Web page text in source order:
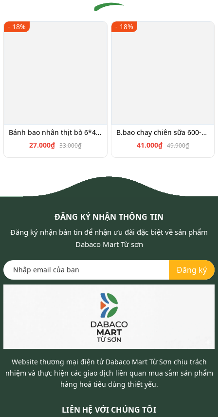
- 18%
Bánh bao nhân thịt bò 6*45g
27.000₫ 33.000₫
- 18%
B.bao chay chiên sữa 600-700g
41.000₫ 49.900₫
ĐĂNG KÝ NHẬN THÔNG TIN
Đăng ký nhận bản tin để nhận ưu đãi đặc biệt về sản phẩm
Dabaco Mart Từ sơn
Đăng ký
Website thương mại điện tử Dabaco Mart Từ Sơn chịu trách
nhiệm và thực hiện các giao dịch liên quan mua sắm sản phẩm
hàng hoá tiêu dùng thiết yếu.
LIÊN HỆ VỚI CHÚNG TÔI